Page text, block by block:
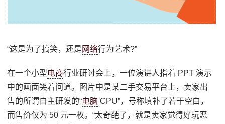
“这是为了搞笑，还是 网络行为艺术?”
在一个小型电商行业研讨会上，一位演讲人指着 PPT 演示
中的画面笑着问道。图片中是某二手交易平台上，卖家出
售的所谓自主研发的“电脑 CPU”，号称填补了若干空白，
而售价仅为 50 元一枚。“太奇葩了，就是卖家觉得好玩恶